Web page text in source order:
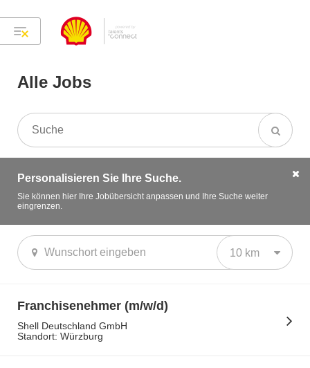
Alle Jobs
Personalisieren Sie Ihre Suche.
Sie können hier Ihre Jobübersicht anpassen und Ihre Suche weiter
eingrenzen.
10 km
Franchisenehmer (m/w/d)
Shell Deutschland GmbH
Standort: Würzburg